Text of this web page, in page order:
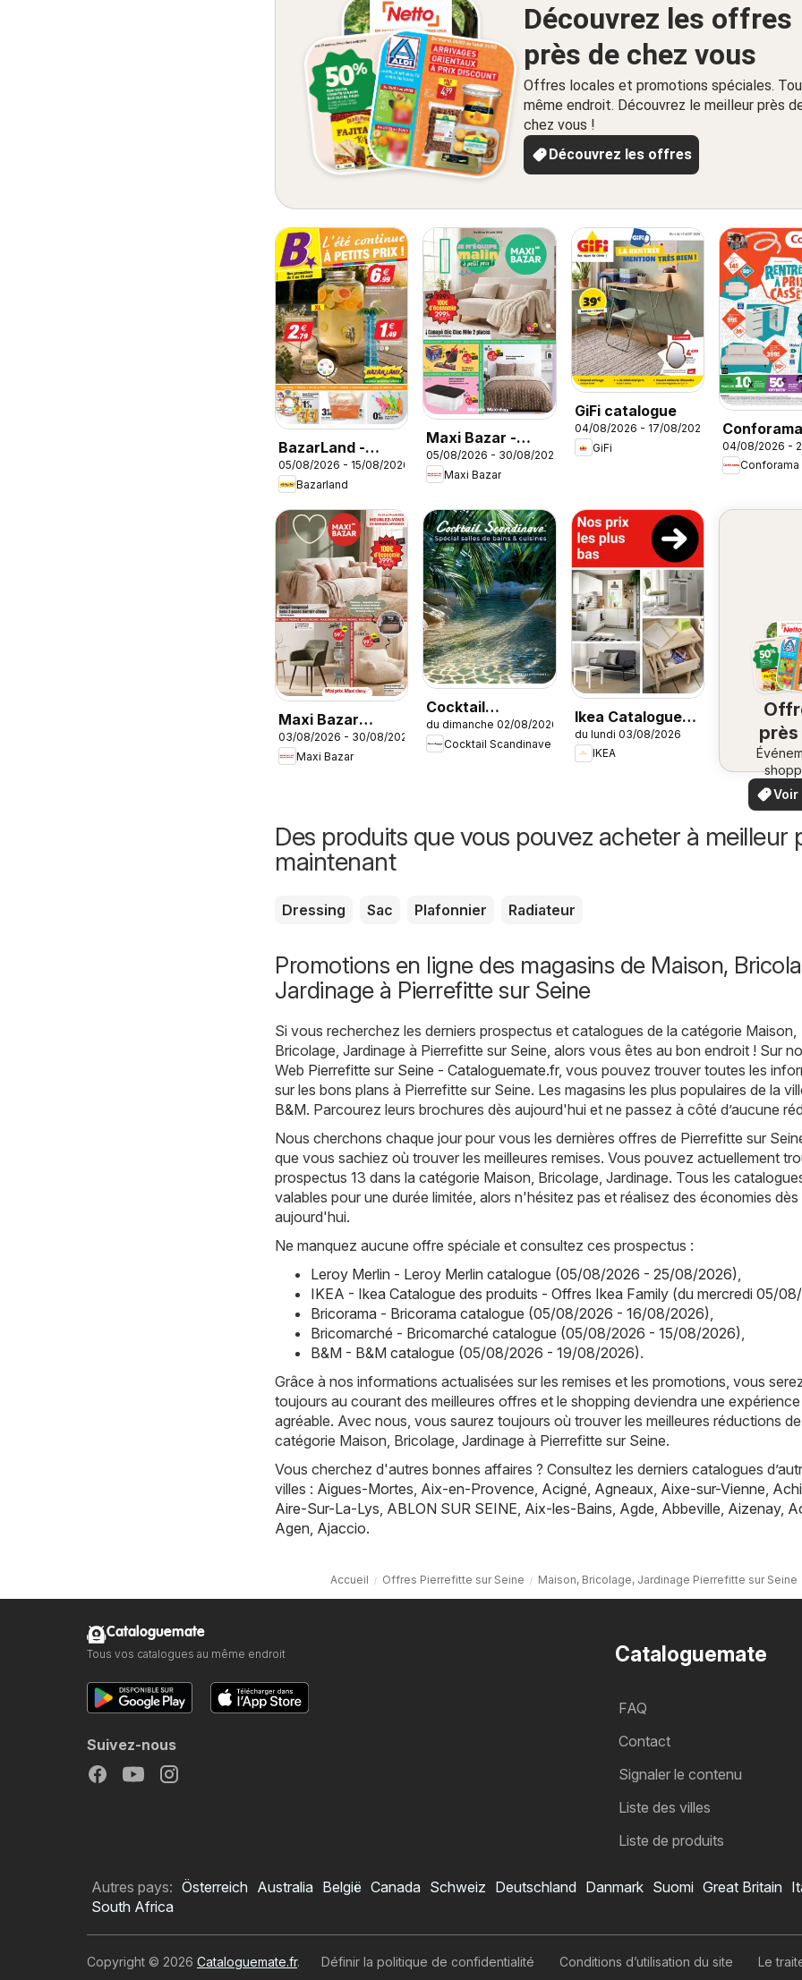
Découvrez les offres
près de chez vous
Offres locales et promotions spéciales.
même endroit. Découvrez le meilleur près
chez vous !
Découvrez les offres
BazarLand -
L'été continue à
petits prix
05/08/2026 - 15/08/2026
Bazarland
Maxi Bazar -
Brochure
05/08/2026 - 30/08/2026
Maxi Bazar
GiFi catalogue
04/08/2026 - 17/08/2026
GiFi
Conforama
Rentrée à
cassés
04/08/2026 -
Conforama
Maxi Bazar
catalogue
03/08/2026 - 30/08/2026
Maxi Bazar
Cocktail
Scandinave
catalogue
du dimanche 02/08/2026
Cocktail Scandinave
Ikea Catalogue
des produits -
Nos prix les plus
du lundi 03/08/2026
IKEA
près
locaux
Voir
Des produits que vous pouvez acheter à meilleur
maintenant
Dressing Sac Plafonnier Radiateur
Promotions en ligne des magasins de Maison,
Jardinage à Pierrefitte sur Seine
Si vous recherchez les derniers prospectus et catalogues de la catégorie Maison,
Bricolage, Jardinage à Pierrefitte sur Seine, alors vous êtes au bon endroit ! Sur
Web Pierrefitte sur Seine - Cataloguemate.fr, vous pouvez trouver toutes les
sur les bons plans à Pierrefitte sur Seine. Les magasins les plus populaires de la
B&M. Parcourez leurs brochures dès aujourd'hui et ne passez à côté d’aucune
Nous cherchons chaque jour pour vous les dernières offres de Pierrefitte sur
que vous sachiez où trouver les meilleures remises. Vous pouvez actuellement
prospectus 13 dans la catégorie Maison, Bricolage, Jardinage. Tous les
valables pour une durée limitée, alors n'hésitez pas et réalisez des économies dès
aujourd'hui.
Ne manquez aucune offre spéciale et consultez ces prospectus :
Leroy Merlin - Leroy Merlin catalogue (05/08/2026 - 25/08/2026),
IKEA - Ikea Catalogue des produits - Offres Ikea Family (du mercredi 05/
Bricorama - Bricorama catalogue (05/08/2026 - 16/08/2026),
Bricomarché - Bricomarché catalogue (05/08/2026 - 15/08/2026),
B&M - B&M catalogue (05/08/2026 - 19/08/2026).
Grâce à nos informations actualisées sur les remises et les promotions, vous
toujours au courant des meilleures offres et le shopping deviendra une expérience
agréable. Avec nous, vous saurez toujours où trouver les meilleures réductions
catégorie Maison, Bricolage, Jardinage à Pierrefitte sur Seine.
Vous cherchez d'autres bonnes affaires ? Consultez les derniers catalogues
villes : Aigues-Mortes, Aix-en-Provence, Acigné, Agneaux, Aixe-sur-Vienne,
Aire-Sur-La-Lys, ABLON SUR SEINE, Aix-les-Bains, Agde, Abbeville, Aizenay,
Agen, Ajaccio.
Accueil Offres Pierrefitte sur Seine Maison, Bricolage, Jardinage Pierrefitte sur Seine
Cataloguemate
FAQ
Contact
Signaler le contenu
Liste des villes
Liste de produits
Cataloguemate
Tous vos catalogues au même endroit
Suivez-nous
Autres pays: Österreich Australia België Canada Schweiz Deutschland Danmark Suomi Great Britain
South Africa
Copyright © 2026 Cataloguemate.fr. Définir la politique de confidentialité Conditions d’utilisation du site Le